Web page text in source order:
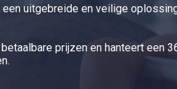
uitgebreide en veilige
prijzen en hanteert een